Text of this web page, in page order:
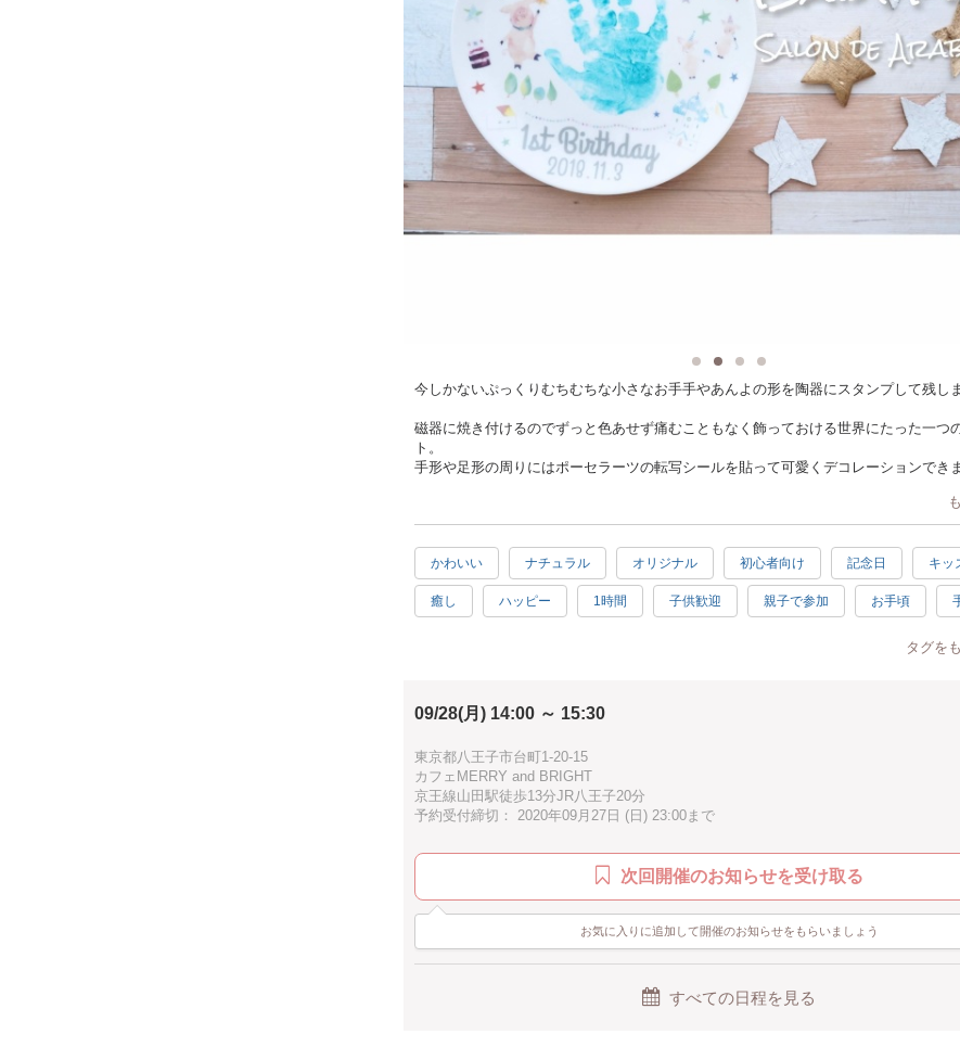
今しかないぷっくりむちむちな小さなお手手やあんよの形を陶器にスタンプして残し
磁器に焼き付けるのでずっと色あせず痛むこともなく飾っておける世界にたった一つ
ト。
手形や足形の周りにはポーセラーツの転写シールを貼って可愛くデコレーションでき
お誕生日はもちろん、
ハーフバースデーや
各回4名までの少人数制です。
☆文字の部分は事前にお知らせいただいた情報を元にこちらでご用意しますので必ず
ームにてご回答ください。
☆文字の刻印部分は文字のバランスや手足の大きさを考慮して事前にこちらで貼り付
☆手形や足形のまわりのシールの種類は豊富にご用意しておりますので当日お選びい
かわいい ナチュラル オリジナル 初心者向け 記念日 キッ
癒し ハッピー 1時間 子供歓迎 親子で参加 お手頃
タグを
09/28(月) 14:00 ～ 15:30
東京都八王子市台町1-20-15
カフェMERRY and BRIGHT
京王線山田駅徒歩13分JR八王子20分
予約受付締切： 2020年09月27日 (日) 23:00まで
次回開催のお知らせを受け取る
お気に入りに追加して開催のお知らせをもらいましょう
すべての日程を見る